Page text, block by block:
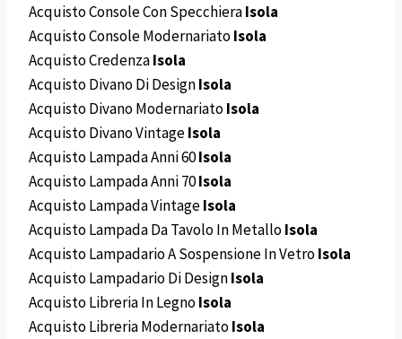
Acquisto Console Con SpecchieraIsola
Acquisto Console ModernariatoIsola
Acquisto CredenzaIsola
Acquisto Divano Di DesignIsola
Acquisto Divano ModernariatoIsola
Acquisto Divano VintageIsola
Acquisto Lampada Anni 60Isola
Acquisto Lampada Anni 70Isola
Acquisto Lampada VintageIsola
Acquisto Lampada Da Tavolo In MetalloIsola
Acquisto Lampadario A Sospensione In VetroIsola
Acquisto Lampadario Di DesignIsola
Acquisto Libreria In LegnoIsola
Acquisto Libreria ModernariatoIsola